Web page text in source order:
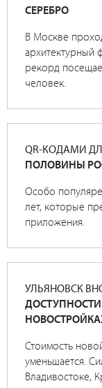
СЕРЕБРО
В Москве
архитектурный
рекорд
человек.
QR-КОДАМИ
ПОЛОВИНЫ
Особо
лет, которые
приложения.
УЛЬЯНОВСК
Стоимость
уменьшается.
Владивостоке,